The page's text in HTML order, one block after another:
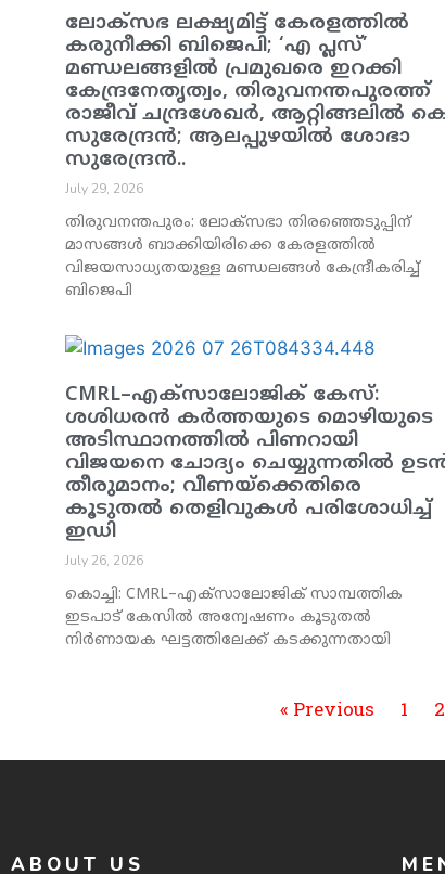
ലോക്സഭ ലക്ഷ്യമിട്ട് കേരളത്തിൽ
കരുനീക്കി ബിജെപി; ‘എ പ്ലസ്’
മണ്ഡലങ്ങളിൽ പ്രമുഖരെ ഇറക്കി
കേന്ദ്രനേതൃത്വം, തിരുവനന്തപുരത്ത്
രാജീവ് ചന്ദ്രശേഖർ, ആറ്റിങ്ങലിൽ
സുരേന്ദ്രൻ; ആലപ്പുഴയിൽ ശോഭാ
സുരേന്ദ്രൻ..
July 29, 2026
തിരുവനന്തപുരം: ലോക്സഭാ തിരഞ്ഞെടുപ്പിന്
മാസങ്ങൾ ബാക്കിയിരിക്കെ കേരളത്തിൽ
വിജയസാധ്യതയുള്ള മണ്ഡലങ്ങൾ കേന്ദ്രീകരിച്ച്
ബിജെപി
CMRL–എക്‌സാലോജിക് കേസ്:
ശശിധരൻ കർത്തയുടെ മൊഴിയുടെ
അടിസ്ഥാനത്തിൽ പിണറായി
വിജയനെ ചോദ്യം ചെയ്യുന്നതിൽ
തീരുമാനം; വീണയ്‌ക്കെതിരെ
കൂടുതൽ തെളിവുകൾ പരിശോധിച്ച്
ഇഡി
July 26, 2026
കൊച്ചി: CMRL–എക്‌സാലോജിക് സാമ്പത്തിക
ഇടപാട് കേസിൽ അന്വേഷണം കൂടുതൽ
നിർണായക ഘട്ടത്തിലേക്ക് കടക്കുന്നതായി
« Previous 1 2
ABOUT US